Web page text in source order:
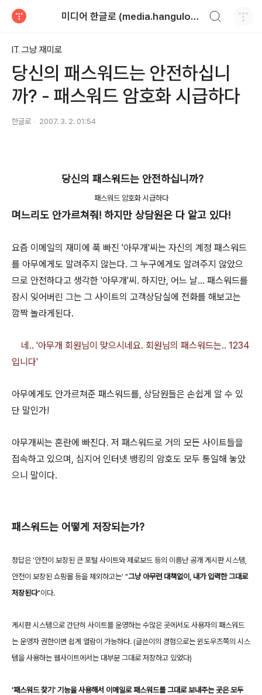
미디어 한글로 (media.hangulo.net)
IT 그냥 재미로
당신의 패스워드는 안전하십니
까? - 패스워드 암호화 시급하다
한글로 2007. 3. 2. 01:54
당신의 패스워드는 안전하십니까?
패스워드 암호화 시급하다
며느리도 안가르쳐줘! 하지만 상담원은 다 알고 있다!
요즘 이메일의 재미에 푹 빠진 '아무개'씨는 자신의 계정 패스워드
를 아무에게도 알려주지 않는다. 그 누구에게도 알려주지 않았으
므로 안전하다고 생각한 '아무개'씨. 하지만, 어느 날... 패스워드를
잠시 잊어버린 그는 그 사이트의 고객상담실에 전화를 해보고는
깜짝 놀라게된다.
네.. '아무개 회원님이 맞으시네요. 회원님의 패스워드는.. 1234
입니다'
아무에게도 안가르쳐준 패스워드를, 상담원들은 손쉽게 알 수 있
단 말인가!
아무개씨는 혼란에 빠진다. 저 패스워드로 거의 모든 사이트들을
접속하고 있으며, 심지어 인터넷 뱅킹의 암호도 모두 통일해 놓았
으니 말이다.
패스워드는 어떻게 저장되는가?
정답은 '안전이 보장된 큰 포털 사이트와 제로보드 등의 이름난 공개 게시판 시스템,
안전이 보장된 쇼핑몰 등을 제외하고는' "그냥 아무런 대책없이, 내가 입력한 그대로
저장된다"이다.
게시판 시스템으로 간단히 사이트를 운영하는 수많은 곳에서도 사용자의 패스워드
는 운영자 권한이면 쉽게 열람이 가능하다. (글쓴이의 경험으로는 윈도우즈쪽의 시스
템을 사용하는 웹사이트에서는 대부분 그대로 저장하고 있었다)
'패스워드 찾기' 기능을 사용해서 이메일로 패스워드를 그대로 보내주는 곳은 모두